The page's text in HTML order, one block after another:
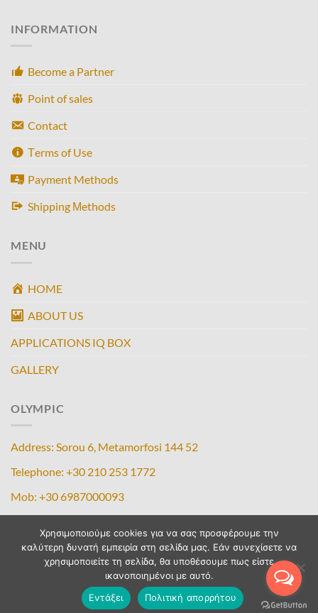
INFORMATION
Become a Partner
Point of sales
Contact
Τerms of Use
Payment Methods
Shipping Μethods
MENU
HOME
ABOUT US
APPLICATIONS IQ BOX
GALLERY
OLYMPIC
Address: Sorou 6, Metamorfosi 144 52
Telephone: +30 210 253 1772
Mob: +30 6987000093
Copyright 2026 © ALFA-WEB.gr by Marketup Media
Χρησιμοποιούμε cookies για να σας προσφέρουμε την
καλύτερη δυνατή εμπειρία στη σελίδα μας. Εάν συνεχίσετε να
χρησιμοποιείτε τη σελίδα, θα υποθέσουμε πως είστε
ικανοποιημένοι με αυτό.
Εντάξει
Πολιτική απορρήτου